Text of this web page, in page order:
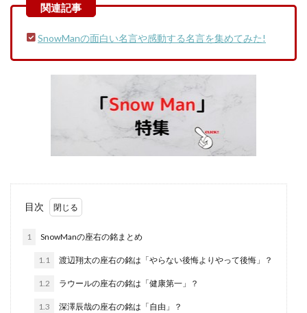
SnowManの面白い名言や感動する名言を集めてみた!
目次
1 SnowManの座右の銘まとめ
1.1 渡辺翔太の座右の銘は「やらない後悔よりやって後悔」？
1.2 ラウールの座右の銘は「健康第一」？
1.3 深澤辰哉の座右の銘は「自由」？